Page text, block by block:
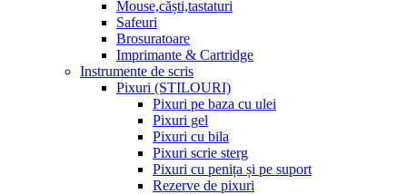
Mouse,căști,tastaturi
Safeuri
Brosuratoare
Imprimante & Cartridge
Instrumente de scris
Pixuri (STILOURI)
Pixuri pe baza cu ulei
Pixuri gel
Pixuri cu bila
Pixuri scrie sterg
Pixuri cu penița și pe suport
Rezerve de pixuri